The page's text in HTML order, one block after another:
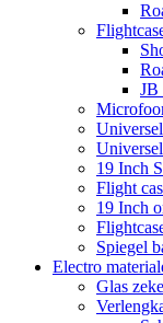
JB
19 Inch
Flight
19 Inch
Spiegel
Electro
Glas